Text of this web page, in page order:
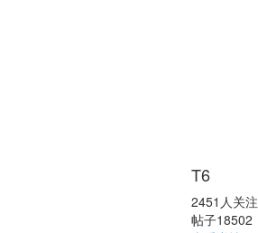
T6
2451人关注
帖子18502